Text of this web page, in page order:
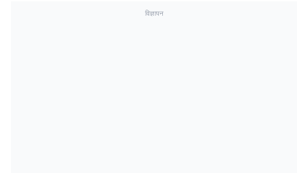
विज्ञापन